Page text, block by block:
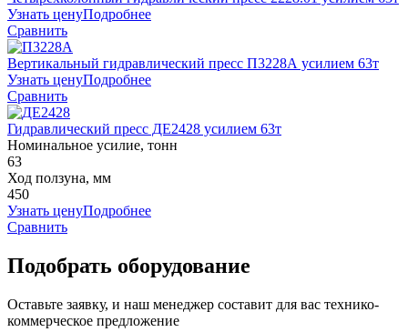
Узнать ценуПодробнее
Сравнить
Вертикальный гидравлический пресс П3228А усилием 63т
Узнать ценуПодробнее
Сравнить
Гидравлический пресс ДЕ2428 усилием 63т
Номинальное усилие, тонн
63
Ход ползуна, мм
450
Узнать ценуПодробнее
Сравнить
Подобрать оборудование
Оставьте заявку, и наш менеджер составит для вас технико-
коммерческое предложение